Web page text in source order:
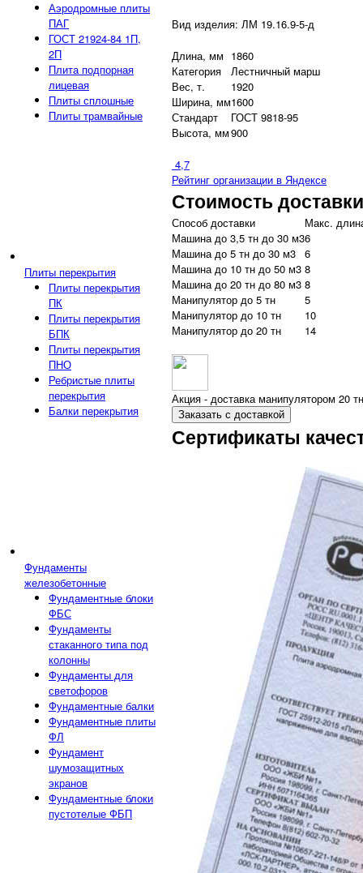
Аэродромные плиты
ПАГ
ГОСТ 21924-84 1П,
2П
Плита подпорная
лицевая
Плиты сплошные
Плиты трамвайные
Плиты перекрытия
Плиты перекрытия
ПК
Плиты перекрытия
БПК
Плиты перекрытия
ПНО
Ребристые плиты
перекрытия
Балки перекрытия
Фундаменты
железобетонные
Фундаментные блоки
ФБС
Фундаменты
стаканного типа под
колонны
Фундаменты для
светофоров
Фундаментные балки
Фундаментные плиты
ФЛ
Фундамент
шумозащитных
экранов
Фундаментные блоки
пустотелые ФБП
Вид изделия: ЛМ 19.16.9-5-д
Длина, мм 1860
Категория
Лестничный марш
Вес, т.
1920
Ширина, мм1600
Стандарт
ГОСТ 9818-95
Высота, мм900
4,7
Рейтинг организации в Яндексе
Стоимость доставки
Способ доставки
Макс.
Машина до 3,5 тн до 30 м36
Машина до 5 тн до 30 м3 6
Машина до 10 тн до 50 м3 8
Машина до 20 тн до 80 м3 8
Манипулятор до 5 тн
5
Манипулятор до 10 тн
10
Манипулятор до 20 тн
14
Акция - доставка манипулятором 20
Заказать с доставкой
Сертификаты